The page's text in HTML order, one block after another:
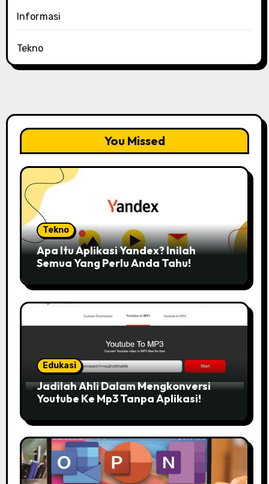
Informasi
Tekno
You Missed
Tekno
Apa Itu Aplikasi Yandex? Inilah
Semua Yang Perlu Anda Tahu!
Edukasi
Jadilah Ahli Dalam Mengkonversi
Youtube Ke Mp3 Tanpa Aplikasi!